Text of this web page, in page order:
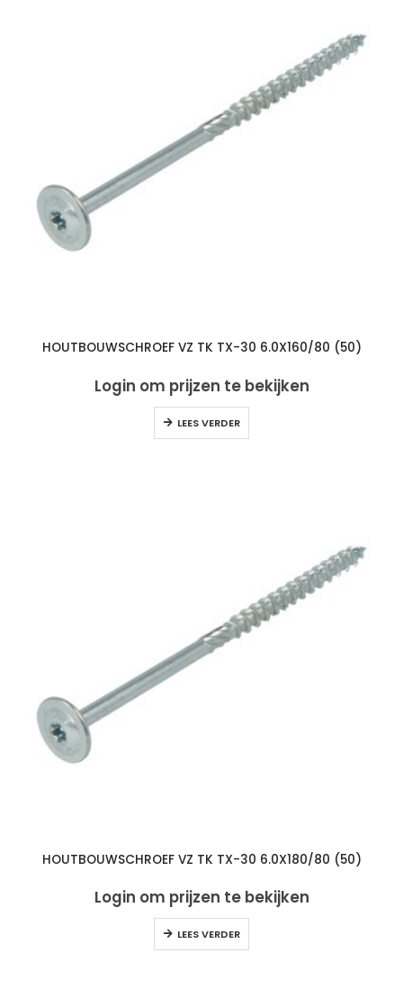
HOUTBOUWSCHROEF VZ TK TX-30 6.0X160/80 (50)
Login om prijzen te bekijken
LEES VERDER
HOUTBOUWSCHROEF VZ TK TX-30 6.0X180/80 (50)
Login om prijzen te bekijken
LEES VERDER